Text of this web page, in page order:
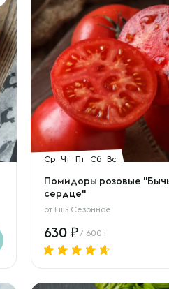
Ср Чт Пт Сб Вс
Помидоры розовые
сердце"
от Ешь Сезонное
630 / 600 г